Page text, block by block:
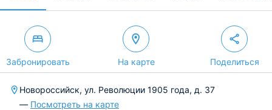
Забронировать На карте Поделиться
Новороссийск, ул. Революции 1905 года, д. 37
— Посмотреть на карте